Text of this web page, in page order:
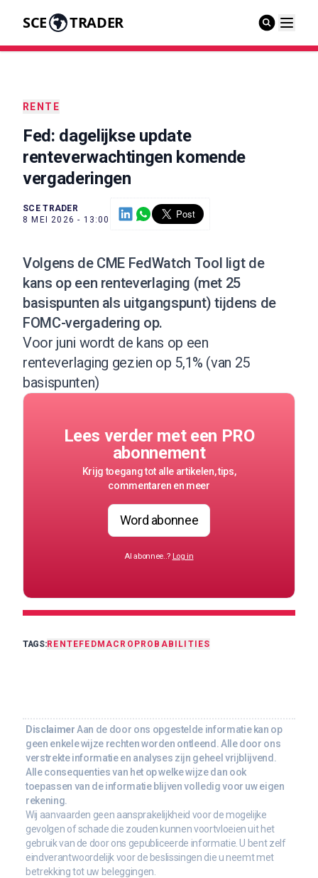
SCE TRADER
RENTE
Fed: dagelijkse update
renteverwachtingen komende
vergaderingen
SCE TRADER
8 MEI 2026 - 13:00
Volgens de CME FedWatch Tool ligt de
kans op een renteverlaging (met 25
basispunten als uitgangspunt) tijdens de
FOMC-vergadering op.
Voor juni wordt de kans op een
renteverlaging gezien op 5,1% (van 25
basispunten)
Lees verder met een PRO
abonnement
Krijg toegang tot alle artikelen, tips,
commentaren en meer
Word abonnee
Al abonnee..? Log in
TAGS:RENTE FED MACRO PROBABILITIES
Disclaimer Aan de door ons opgestelde informatie kan op
geen enkele wijze rechten worden ontleend. Alle door ons
verstrekte informatie en analyses zijn geheel vrijblijvend.
Alle consequenties van het op welke wijze dan ook
toepassen van de informatie blijven volledig voor uw eigen
rekening.
Wij aanvaarden geen aansprakelijkheid voor de mogelijke
gevolgen of schade die zouden kunnen voortvloeien uit het
gebruik van de door ons gepubliceerde informatie. U bent zelf
eindverantwoordelijk voor de beslissingen die u neemt met
betrekking tot uw beleggingen.